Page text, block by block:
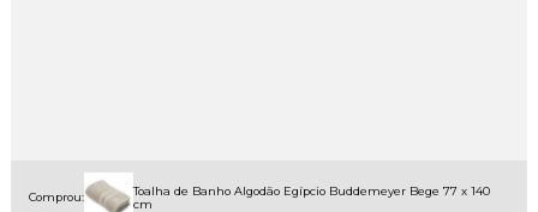
Comprou:
Toalha de Banho Algodão Egípcio Buddemeyer Bege 77 x 140
cm